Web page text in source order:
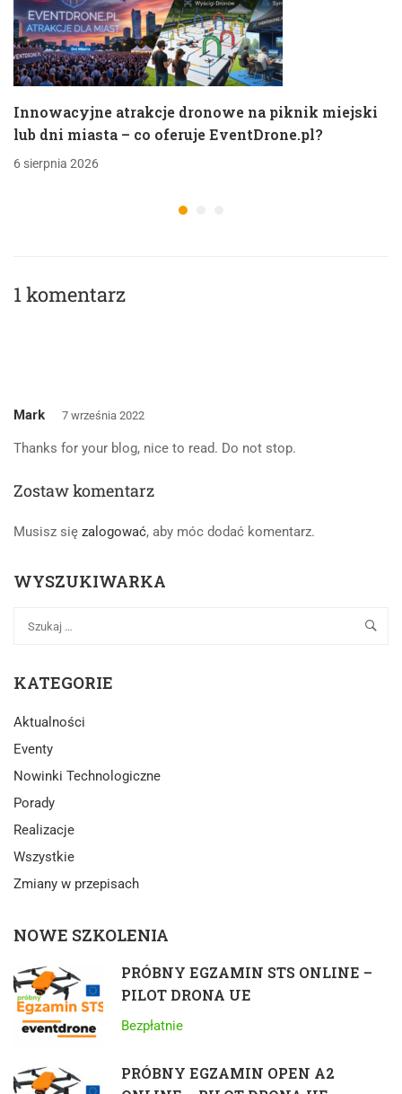
Innowacyjne atrakcje dronowe na piknik miejski
lub dni miasta – co oferuje EventDrone.pl?
6 sierpnia 2026
1 komentarz
Mark 7 września 2022
Thanks for your blog, nice to read. Do not stop.
Zostaw komentarz
Musisz się zalogować, aby móc dodać komentarz.
WYSZUKIWARKA
KATEGORIE
Aktualności
Eventy
Nowinki Technologiczne
Porady
Realizacje
Wszystkie
Zmiany w przepisach
NOWE SZKOLENIA
PRÓBNY EGZAMIN STS ONLINE –
PILOT DRONA UE
Bezpłatnie
PRÓBNY EGZAMIN OPEN A2